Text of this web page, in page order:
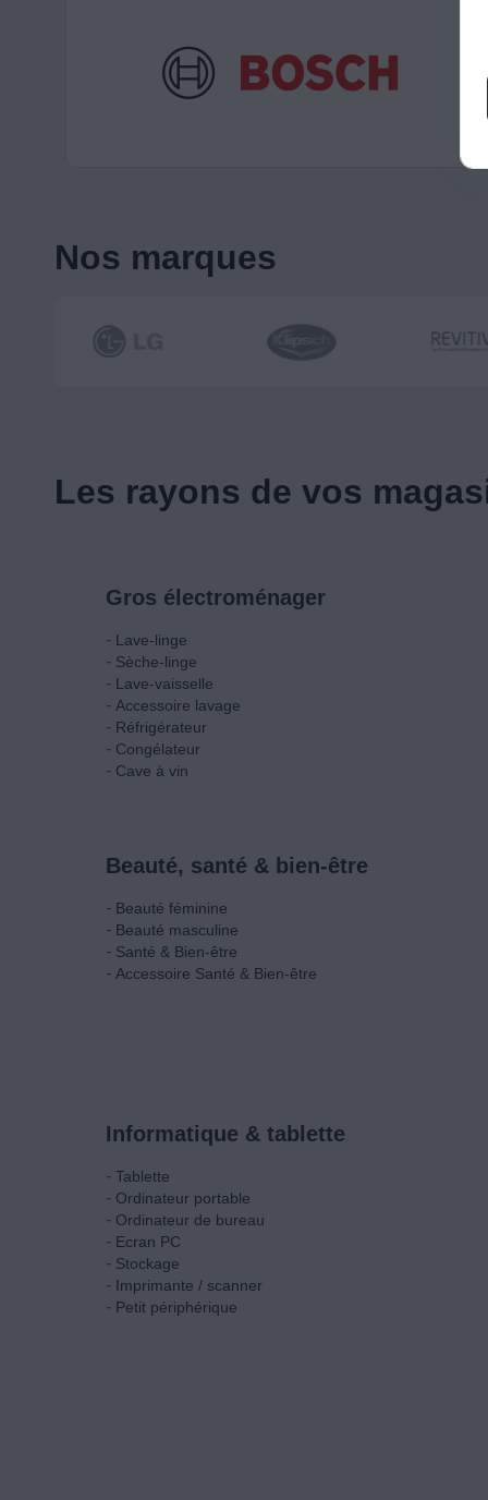
Nos marques
Les rayons de vos
Gros électroménager
- Lave-linge
- Sèche-linge
- Lave-vaisselle
- Accessoire lavage
- Réfrigérateur
- Congélateur
- Cave à vin
Beauté, santé & bien-être
- Beauté féminine
- Beauté masculine
- Santé & Bien-être
- Accessoire Santé & Bien-être
Informatique & tablette
- Tablette
- Ordinateur portable
- Ordinateur de bureau
- Ecran PC
- Stockage
- Imprimante / scanner
- Petit périphérique